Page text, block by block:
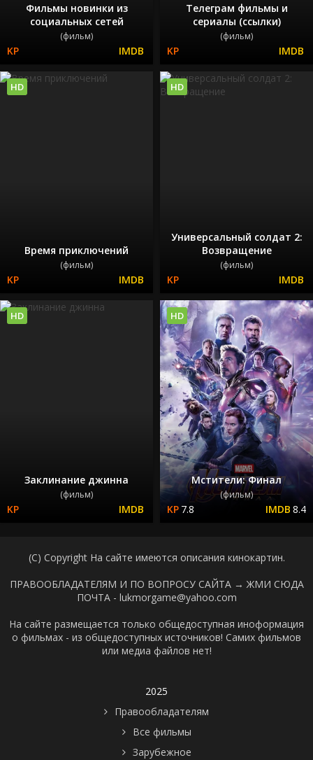
Фильмы новинки из
социальных сетей
(фильм)
Телеграм фильмы и
сериалы (ссылки)
(фильм)
Время приключений
(фильм)
HD
Универсальный солдат 2:
Возвращение
(фильм)
HD
Заклинание джинна
(фильм)
HD
Мстители: Финал
(фильм)
7.8 8.4
HD
(C) Copyright На сайте имеются описания кинокартин.
ПРАВООБЛАДАТЕЛЯМ И ПО ВОПРОСУ САЙТА → ЖМИ СЮДА
ПОЧТА - lukmorgame@yahoo.com
На сайте размещается только общедоступная иноформация
о фильмах - из общедоступных источников! Самих фильмов
или медиа файлов нет!
2025
Правообладателям
Все фильмы
Зарубежное